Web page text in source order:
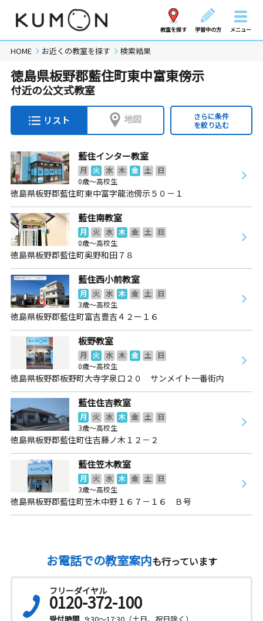
教室を探す 学習中の方 メニュー
HOME お近くの教室を探す 検索結果
徳島県板野郡藍住町東中富東傍示
付近の公文式教室
リスト 地図
さらに条件
を絞り込む
藍住インター教室
月 火 水 木 金 土
日
0歳～高校生
徳島県板野郡藍住町東中富字龍池傍示５０－１
藍住南教室
月 火 水 木 金 土
日
0歳～高校生
徳島県板野郡藍住町奥野和田７８
藍住西小前教室
月 火 水 木 金 土
日
3歳～高校生
徳島県板野郡藍住町富吉豊吉４２ー１６
板野教室
月 火 水 木 金 土
日
0歳～高校生
徳島県板野郡板野町大寺字泉口２０ サンメイト一番街内
藍住住吉教室
月 火 水 木 金 土
日
3歳～高校生
徳島県板野郡藍住町住吉藤ノ木１２－２
藍住笠木教室
月 火 水 木 金 土
日
3歳～高校生
徳島県板野郡藍住町笠木中野１６７－１６ Ｂ号
お電話での教室案内も行っています
フリーダイヤル
0120-372-100